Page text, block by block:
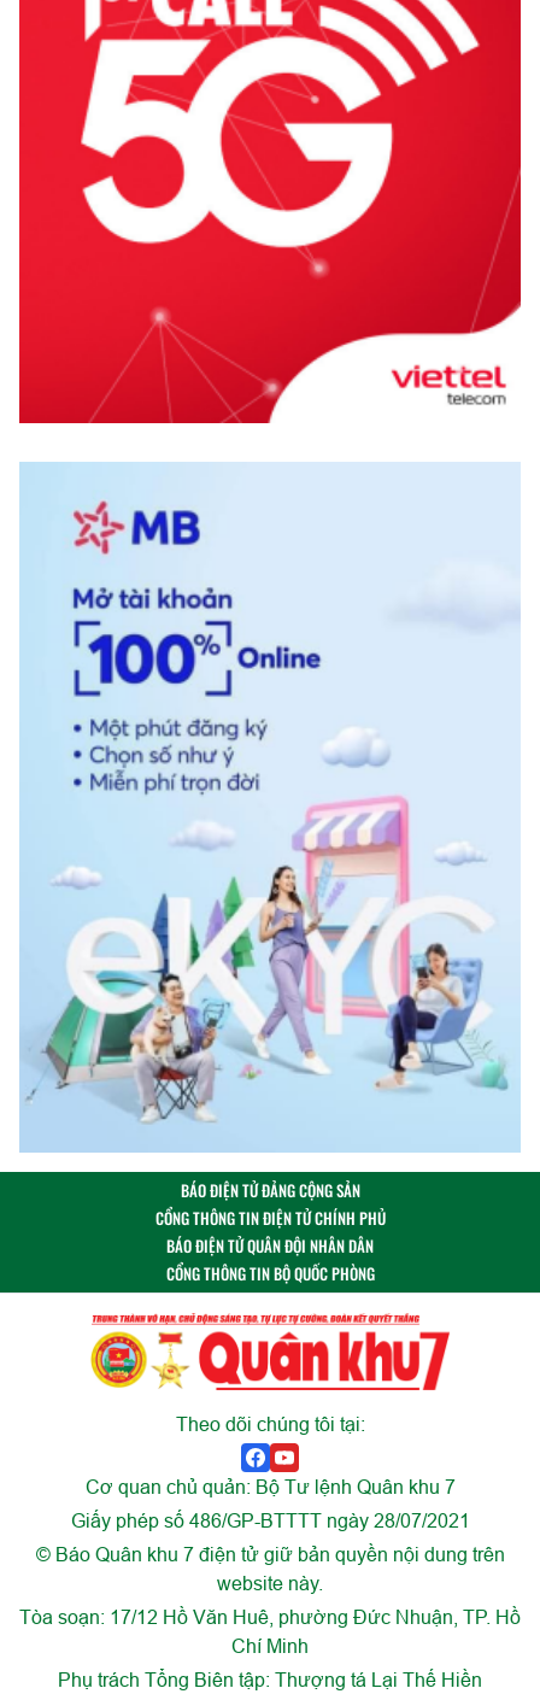
BÁO ĐIỆN TỬ ĐẢNG CỘNG SẢN
CỔNG THÔNG TIN ĐIỆN TỬ CHÍNH PHỦ
BÁO ĐIỆN TỬ QUÂN ĐỘI NHÂN DÂN
CỔNG THÔNG TIN BỘ QUỐC PHÒNG
Theo dõi chúng tôi tại:
Cơ quan chủ quản: Bộ Tư lệnh Quân khu 7
Giấy phép số 486/GP-BTTTT ngày 28/07/2021
© Báo Quân khu 7 điện tử giữ bản quyền nội dung trên
website này.
Tòa soạn: 17/12 Hồ Văn Huê, phường Đức Nhuận, TP. Hồ
Chí Minh
Phụ trách Tổng Biên tập: Thượng tá Lại Thế Hiền